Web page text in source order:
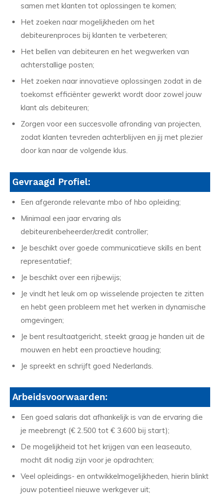
samen met klanten tot oplossingen te komen;
Het zoeken naar mogelijkheden om het
debiteurenproces bij klanten te verbeteren;
Het bellen van debiteuren en het wegwerken van
achterstallige posten;
Het zoeken naar innovatieve oplossingen zodat in de
toekomst efficiënter gewerkt wordt door zowel jouw
klant als debiteuren;
Zorgen voor een succesvolle afronding van projecten,
zodat klanten tevreden achterblijven en jij met plezier
door kan naar de volgende klus.
Gevraagd Profiel:
Een afgeronde relevante mbo of hbo opleiding;
Minimaal een jaar ervaring als
debiteurenbeheerder/credit controller;
Je beschikt over goede communicatieve skills en bent
representatief;
Je beschikt over een rijbewijs;
Je vindt het leuk om op wisselende projecten te zitten
en hebt geen probleem met het werken in dynamische
omgevingen;
Je bent resultaatgericht, steekt graag je handen uit de
mouwen en hebt een proactieve houding;
Je spreekt en schrijft goed Nederlands.
Arbeidsvoorwaarden:
Een goed salaris dat afhankelijk is van de ervaring die
je meebrengt (€ 2.500 tot € 3.600 bij start);
De mogelijkheid tot het krijgen van een leaseauto,
mocht dit nodig zijn voor je opdrachten;
Veel opleidings- en ontwikkelmogelijkheden, hierin blinkt
jouw potentieel nieuwe werkgever uit;